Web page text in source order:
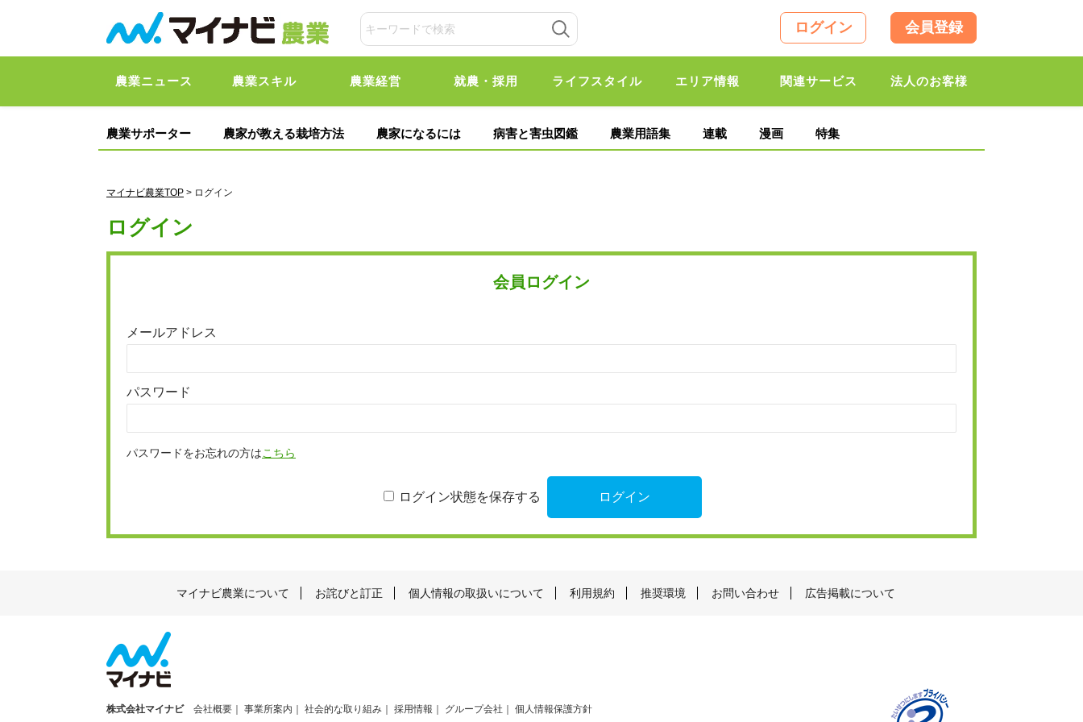
ログイン 会員登録
農業ニュース 農業スキル 農業経営 就農・採用 ライフスタイル エリア情報 関連サービス 法人のお客様
農業サポーター 農家が教える栽培方法 農家になるには 病害と害虫図鑑 農業用語集 連載 漫画 特集
マイナビ農業TOP > ログイン
ログイン
会員ログイン
メールアドレス
パスワード
パスワードをお忘れの方はこちら
ログイン状態を保存する
マイナビ農業について お詫びと訂正 個人情報の取扱いについて 利用規約 推奨環境 お問い合わせ 広告掲載について
株式会社マイナビ 会社概要 事業所案内 社会的な取り組み 採用情報 グループ会社 個人情報保護方針